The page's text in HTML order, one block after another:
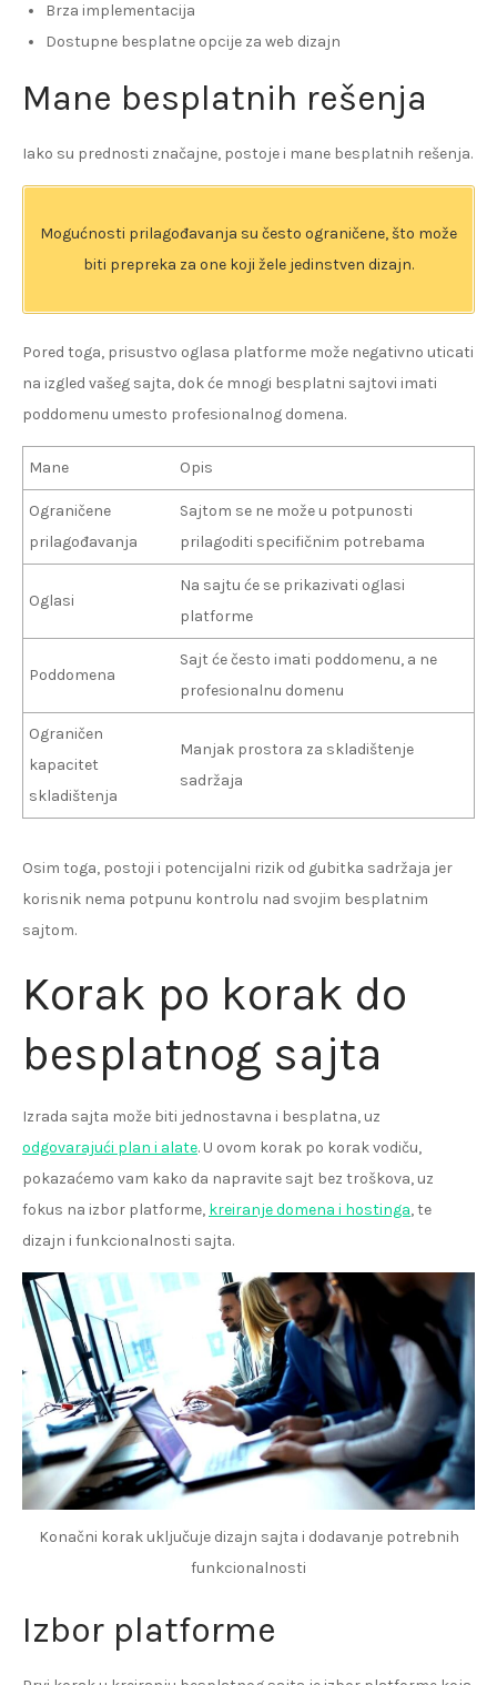
Brza implementacija
Dostupne besplatne opcije za web dizajn
Mane besplatnih rešenja
Iako su prednosti značajne, postoje i mane besplatnih rešenja.
Mogućnosti prilagođavanja su često ograničene, što može
biti prepreka za one koji žele jedinstven dizajn.
Pored toga, prisustvo oglasa platforme može negativno uticati
na izgled vašeg sajta, dok će mnogi besplatni sajtovi imati
poddomenu umesto profesionalnog domena.
Mane Opis
Ograničene
prilagođavanja
Sajtom se ne može u potpunosti
prilagoditi specifičnim potrebama
Oglasi
Na sajtu će se prikazivati oglasi
platforme
Poddomena
Sajt će često imati poddomenu, a ne
profesionalnu domenu
Ograničen
kapacitet
skladištenja
Manjak prostora za skladištenje
sadržaja
Osim toga, postoji i potencijalni rizik od gubitka sadržaja jer
korisnik nema potpunu kontrolu nad svojim besplatnim
sajtom.
Korak po korak do
besplatnog sajta
Izrada sajta može biti jednostavna i besplatna, uz
odgovarajući plan i alate. U ovom korak po korak vodiču,
pokazaćemo vam kako da napravite sajt bez troškova, uz
fokus na izbor platforme, kreiranje domena i hostinga, te
dizajn i funkcionalnosti sajta.
Konačni korak uključuje dizajn sajta i dodavanje potrebnih
funkcionalnosti
Izbor platforme